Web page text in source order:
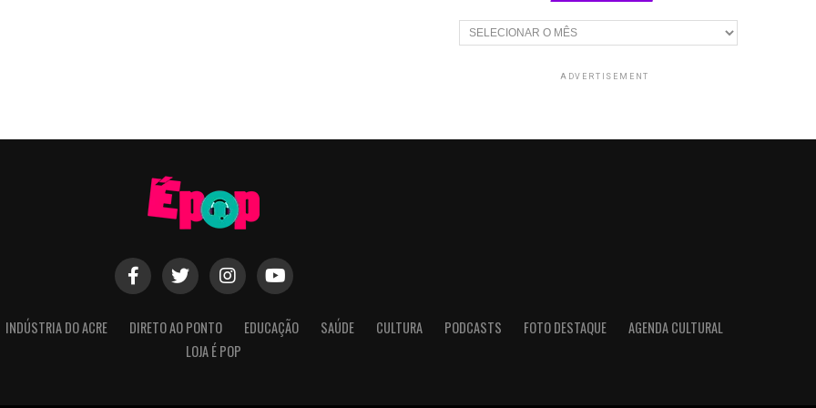
Arquivos
ADVERTISEMENT
INDÚSTRIA DO ACRE DIRETO AO PONTO EDUCAÇÃO SAÚDE CULTURA PODCASTS FOTO DESTAQUE
AGENDA CULTURAL
LOJA É POP